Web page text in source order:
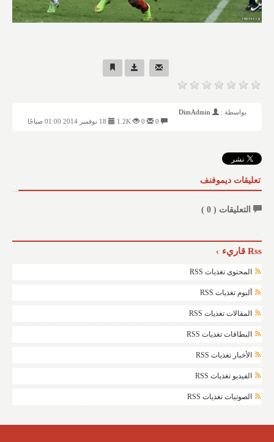
بواسطة :
DimAdmin
1.2K
تعليقات ديموفنف
التعليقات ( 0
)
Rss قاريء
المحتوى تغذيات RSS
ألبوم تغذيات RSS
المقالات تغذيات RSS
البطاقات تغذيات RSS
الأخبار تغذيات RSS
الفيديو تغذيات RSS
الصوتيات تغذيات RSS